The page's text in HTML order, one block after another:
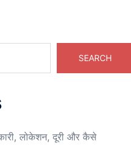
SEARCH
लोकेशन, दूरी और कैसे